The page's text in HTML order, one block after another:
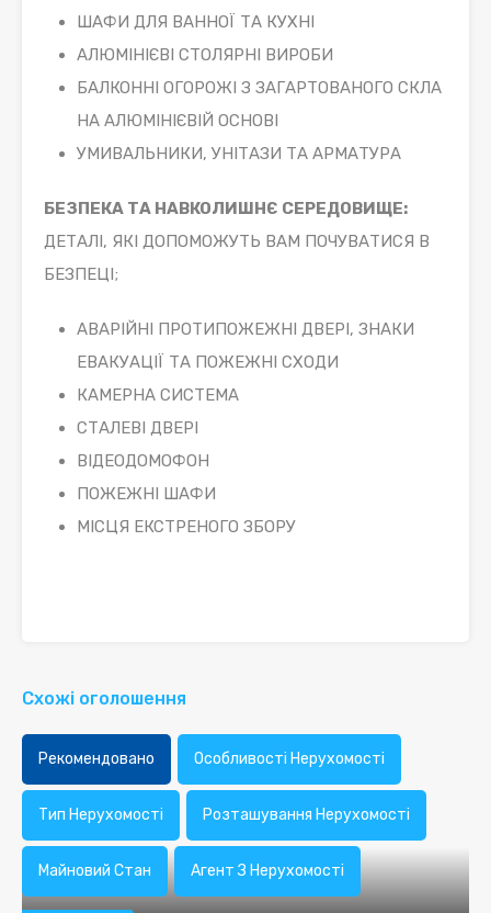
ШАФИ ДЛЯ ВАННОЇ ТА КУХНІ
АЛЮМІНІЄВІ СТОЛЯРНІ ВИРОБИ
БАЛКОННІ ОГОРОЖІ З ЗАГАРТОВАНОГО СКЛА
НА АЛЮМІНІЄВІЙ ОСНОВІ
УМИВАЛЬНИКИ, УНІТАЗИ ТА АРМАТУРА
БЕЗПЕКА ТА НАВКОЛИШНЄ СЕРЕДОВИЩЕ:
ДЕТАЛІ, ЯКІ ДОПОМОЖУТЬ ВАМ ПОЧУВАТИСЯ В
БЕЗПЕЦІ;
АВАРІЙНІ ПРОТИПОЖЕЖНІ ДВЕРІ, ЗНАКИ
ЕВАКУАЦІЇ ТА ПОЖЕЖНІ СХОДИ
КАМЕРНА СИСТЕМА
СТАЛЕВІ ДВЕРІ
ВІДЕОДОМОФОН
ПОЖЕЖНІ ШАФИ
МІСЦЯ ЕКСТРЕНОГО ЗБОРУ
Схожі оголошення
Рекомендовано Особливості Нерухомості
Тип Нерухомості Розташування Нерухомості
Майновий Стан Агент З Нерухомості